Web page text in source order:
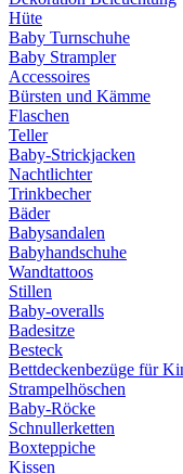
Hüte
Baby Turnschuhe
Baby Strampler
Accessoires
Bürsten und Kämme
Flaschen
Teller
Baby-Strickjacken
Nachtlichter
Trinkbecher
Bäder
Babysandalen
Babyhandschuhe
Wandtattoos
Stillen
Baby-overalls
Badesitze
Besteck
Bettdeckenbezüge für
Strampelhöschen
Baby-Röcke
Schnullerketten
Boxteppiche
Kissen